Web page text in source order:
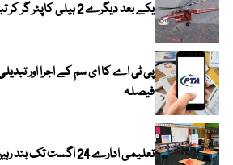
یکے بعد دیگرے 2 ہیلی کاپٹر گر کر تباہ؛ متعدد ہلاکتیں
پی ٹی اے کا ای سم کے اجرا اور
فیصلہ
تعلیمی ادارے 24 اگست تک بند رہیں گے، رانا سکندر حیات